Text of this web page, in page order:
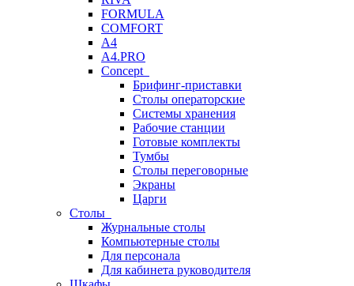
FORMULA
COMFORT
A4
A4.PRO
Concept
Брифинг-приставки
Столы операторские
Системы хранения
Рабочие станции
Готовые комплекты
Тумбы
Столы переговорные
Экраны
Царги
Столы
Журнальные столы
Компьютерные столы
Для персонала
Для кабинета руководителя